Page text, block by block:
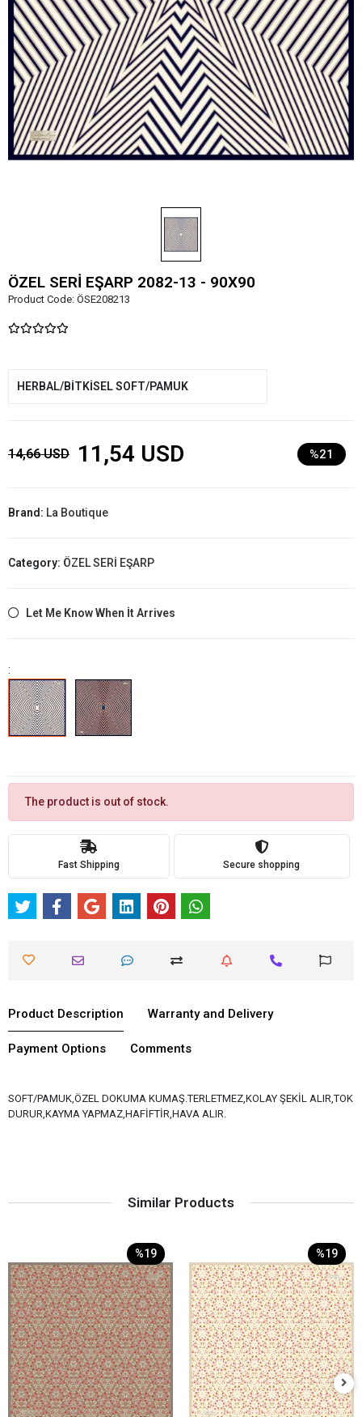
ÖZEL SERİ EŞARP 2082-13 - 90X90
Product Code: ÖSE208213
HERBAL/BİTKİSEL SOFT/PAMUK
14,66 USD 11,54 USD %21
Brand: La Boutique
Category: ÖZEL SERİ EŞARP
Let Me Know When İt Arrives
:
The product is out of stock.
Fast Shipping Secure shopping
Product Description Warranty and Delivery
Payment Options Comments
SOFT/PAMUK,ÖZEL DOKUMA KUMAŞ.TERLETMEZ,KOLAY ŞEKİL ALIR,TOK
DURUR,KAYMA YAPMAZ,HAFİFTİR,HAVA ALIR.
Similar Products
%19 %19